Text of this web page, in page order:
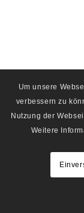
Um unsere
verbessern zu
Nutzung der
Weitere